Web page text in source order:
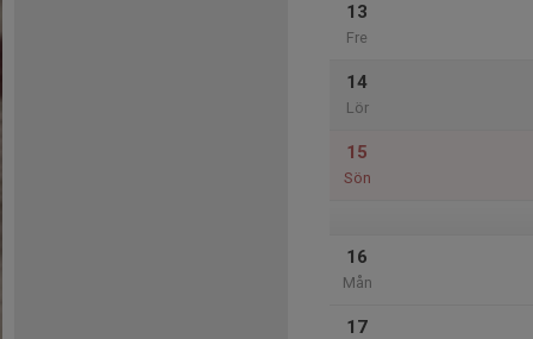
13
Fre
14
Lör
15
Sön
16
Mån
17